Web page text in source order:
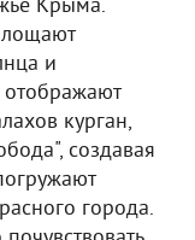
Крыма.
и
курган,
создавая
города.